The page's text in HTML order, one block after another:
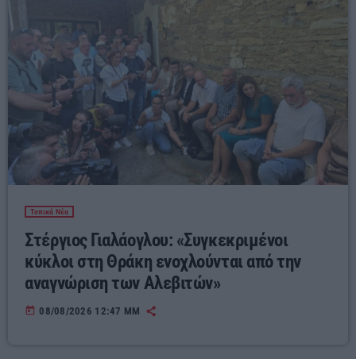
Τοπικά Νέα
Στέργιος Γιαλάογλου: «Συγκεκριμένοι
κύκλοι στη Θράκη ενοχλούνται από την
αναγνώριση των Αλεβιτών»
today 08/08/2026 12:47 ΜΜ